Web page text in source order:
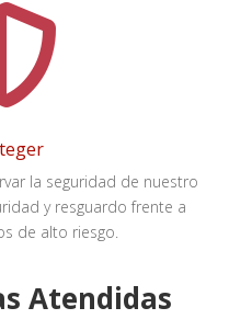
la seguridad de nuestro
y resguardo frente a
de alto riesgo.
Atendidas